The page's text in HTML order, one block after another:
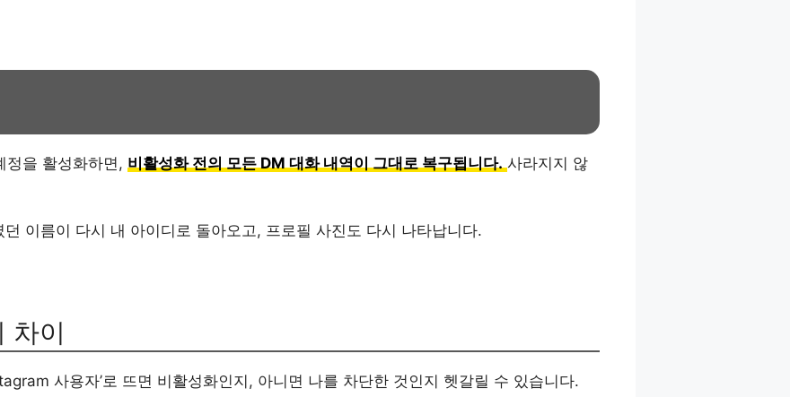
정을 활성화하면, 비활성화 전의 모든 DM 대화 내역이 그대로 복구됩니다. 사라지지 않
던 이름이 다시 내 아이디로 돌아오고, 프로필 사진도 다시 나타납니다.
차이
사용자’로 뜨면 비활성화인지, 아니면 나를 차단한 것인지 헷갈릴 수 있습니다.